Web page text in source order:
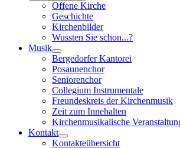
Offene Kirche
Geschichte
Kirchenbilder
Wussten Sie schon...?
Musik
Bergedorfer Kantorei
Posaunenchor
Seniorenchor
Collegium Instrumentale
Freundeskreis der Kirchenmusik
Zeit zum Innehalten
Kirchenmusikalische
Kontakt
Kontakteübersicht